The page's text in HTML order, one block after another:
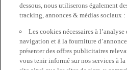
dessous, nous utiliserons également
tracking, annonces & médias sociaux :
Les cookies nécessaires à
navigation et à la fourniture
présenter des offres publicitaires
vous tenir informé sur nos services à